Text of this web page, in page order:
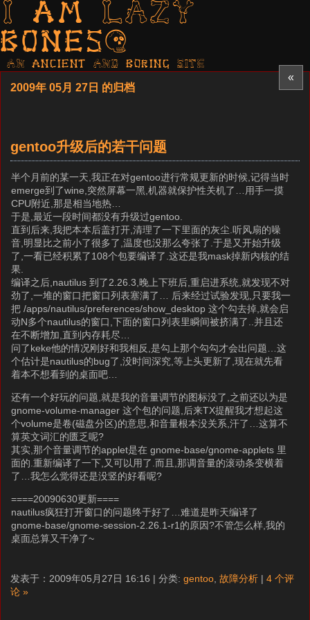
I am LAZY
bones?
AN ancient AND boring SITE
«
2009年 05月 27日 的归档
gentoo升级后的若干问题
半个月前的某一天,我正在对gentoo进行常规更新的时候,记得当时
emerge到了wine,突然屏幕一黑,机器就保护性关机了…用手一摸
CPU附近,那是相当地热…
于是,最近一段时间都没有升级过gentoo.
直到后来,我把本本后盖打开,清理了一下里面的灰尘.听风扇的噪
音,明显比之前小了很多了,温度也没那么夸张了.于是又开始升级
了,一看已经积累了108个包要编译了.这还是我mask掉新内核的结
果.
编译之后,nautilus 到了2.26.3,晚上下班后,重启进系统,就发现不对
劲了,一堆的窗口把窗口列表塞满了… 后来经过试验发现,只要我一
把 /apps/nautilus/preferences/show_desktop 这个勾去掉,就会启
动N多个nautilus的窗口,下面的窗口列表里瞬间被挤满了..并且还
在不断增加,直到内存耗尽…
问了keke他的情况刚好和我相反,是勾上那个勾勾才会出问题…这
个估计是nautilus的bug了,没时间深究,等上头更新了,现在就先看
着本不想看到的桌面吧…
还有一个好玩的问题,就是我的音量调节的图标没了,之前还以为是
gnome-volume-manager 这个包的问题,后来TX提醒我才想起这
个volume是卷(磁盘分区)的意思,和音量根本没关系,汗了…这算不
算英文词汇的匮乏呢?
其实,那个音量调节的applet是在 gnome-base/gnome-applets 里
面的.重新编译了一下,又可以用了.而且,那调音量的滚动条变横着
了…我怎么觉得还是没竖的好看呢?
====20090630更新====
nautilus疯狂打开窗口的问题终于好了…难道是昨天编译了
gnome-base/gnome-session-2.26.1-r1的原因?不管怎么样,我的
桌面总算又干净了~
发表于：2009年05月27日 16:16 | 分类: gentoo 故障分析 | 4 个评
论 »